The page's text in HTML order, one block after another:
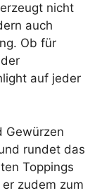
nicht
auch
Ob für
auf jeder
Gewürzen
rundet das
Toppings
zudem zum